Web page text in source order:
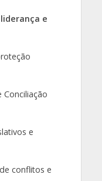
e
e
conflitos e